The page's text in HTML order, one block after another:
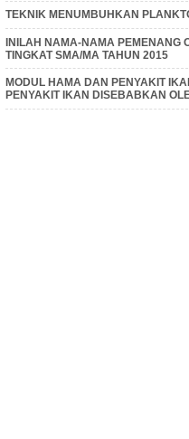
TEKNIK MENUMBUHKAN
INILAH NAMA-NAMA PEMENANG
TINGKAT SMA/MA TAHUN 2015
MODUL HAMA DAN PENYAKIT
PENYAKIT IKAN DISEBABKAN